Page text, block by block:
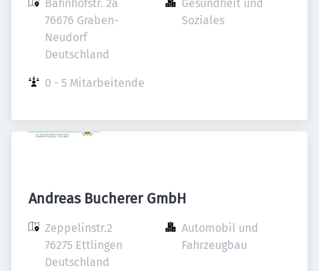
Bahnhofstr. 2a
76676 Graben-
Neudorf
Deutschland
Gesundheit und
Soziales
0 - 5 Mitarbeitende
Andreas Bucherer GmbH
Zeppelinstr.2
76275 Ettlingen
Deutschland
Automobil und
Fahrzeugbau